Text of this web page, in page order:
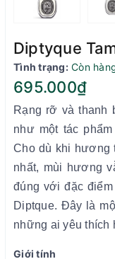
Diptyque
Tình trạng: Còn
695.000₫
Rạng rỡ và thanh
như một tác
Cho dù khi hương
nhất, mùi hương
đúng với đặc
Diptque. Đây là
những ai yêu
Giới tính